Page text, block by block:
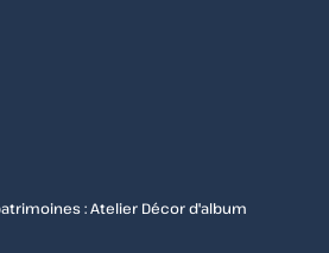
: Atelier Décor d'album